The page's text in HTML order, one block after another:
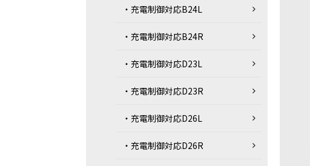
・充電制御対応B24L
・充電制御対応B24R
・充電制御対応D23L
・充電制御対応D23R
・充電制御対応D26L
・充電制御対応D26R